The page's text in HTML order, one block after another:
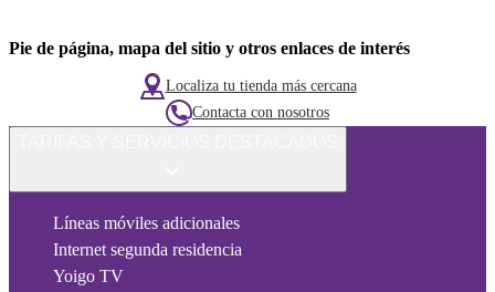
Pie de página, mapa del sitio y otros enlaces de interés
Localiza tu tienda más cercana
Contacta con nosotros
Líneas móviles adicionales
Internet segunda residencia
Yoigo TV